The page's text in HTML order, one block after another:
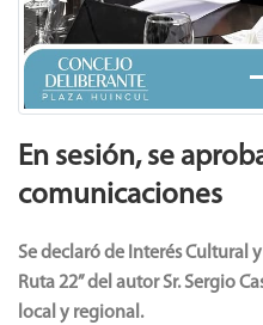
En sesión, se
comunicaciones
Se declaró de Interés Cultural
Ruta 22” del autor Sr. Sergio
local y regional.